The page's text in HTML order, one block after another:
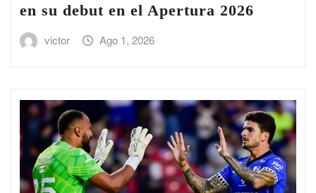
en su debut en el Apertura 2026
victor Ago 1, 2026